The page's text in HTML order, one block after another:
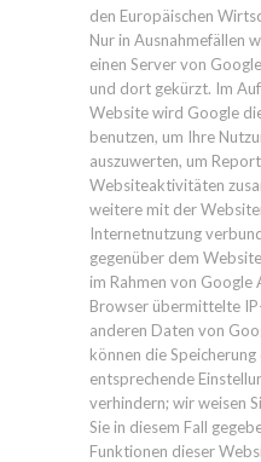
den Europäischen
Nur in Ausnahmefällen
einen Server von
und dort gekürzt. Im
Website wird Google
benutzen, um Ihre
auszuwerten, um
Websiteaktivitäten
weitere mit der
Internetnutzung
gegenüber dem
im Rahmen von Google
Browser übermittelte
anderen Daten von
können die
entsprechende
verhindern; wir weisen
Sie in diesem Fall
Funktionen dieser